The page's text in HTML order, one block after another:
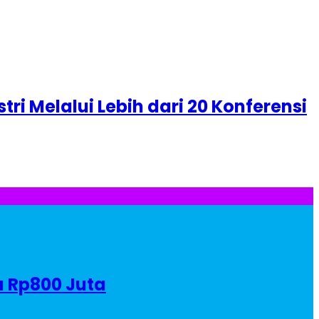
Melalui Lebih dari 20 Konferensi
Rp800 Juta